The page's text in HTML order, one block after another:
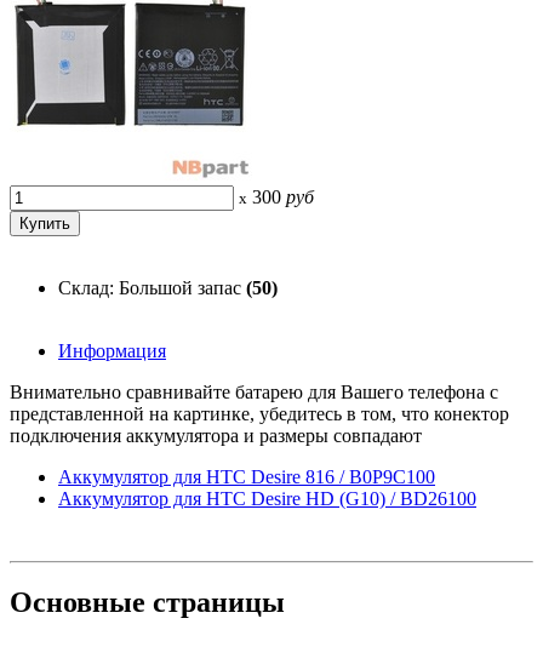
x 300 руб
Склад: Большой запас (50)
Информация
Внимательно сравнивайте батарею для Вашего телефона с
представленной на картинке, убедитесь в том, что конектор
подключения аккумулятора и размеры совпадают
Аккумулятор для HTC Desire 816 / B0P9C100
Аккумулятор для HTC Desire HD (G10) / BD26100
Основные страницы